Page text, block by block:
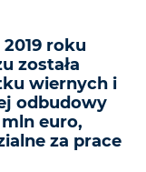
roku
została
wiernych i
odbudowy
euro,
za prace